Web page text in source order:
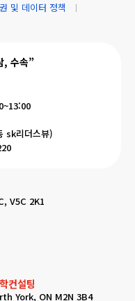
, 수속”
sk리더스뷰)
V5C 2K1
컨설팅
York, ON M2N 3B4
및 데이터 정책